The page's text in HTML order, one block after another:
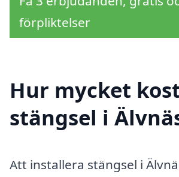
förpliktelser
Hur mycket
stängsel i
Att installera stängsel i